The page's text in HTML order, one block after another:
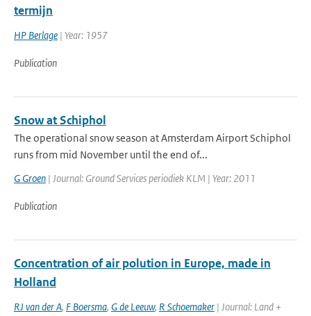
termijn
HP Berlage | Year: 1957
Publication
Snow at Schiphol
The operational snow season at Amsterdam Airport Schiphol
runs from mid November until the end of...
G Groen | Journal: Ground Services periodiek KLM | Year: 2011
Publication
Concentration of air polution in Europe, made in
Holland
RJ van der A, F Boersma, G de Leeuw, R Schoemaker | Journal: Land +